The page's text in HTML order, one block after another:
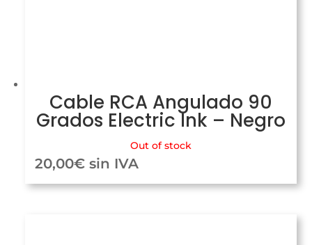
Cable RCA Angulado 90
Grados Electric Ink – Negro
Out of stock
20,00€ sin IVA